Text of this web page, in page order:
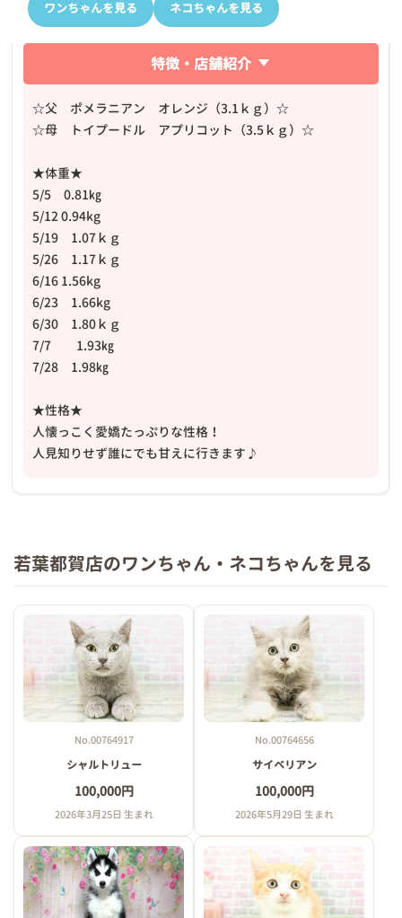
ワンちゃんを見る ネコちゃんを見る
特徴・店舗紹介
☆父 ポメラニアン オレンジ（3.1ｋｇ）☆
☆母 トイプードル アプリコット（3.5ｋｇ）☆
★体重★
5/5 0.81㎏
5/12 0.94kg
5/19 1.07ｋｇ
5/26 1.17ｋｇ
6/16 1.56kg
6/23 1.66kg
6/30 1.80ｋｇ
7/7 1.93㎏
7/28 1.98㎏
★性格★
人懐っこく愛嬌たっぷりな性格！
人見知りせず誰にでも甘えに行きます♪
若葉都賀店のワンちゃん・ネコちゃんを見る
No.00764917
シャルトリュー
100,000円
2026年3月25日 生まれ
No.00764656
サイベリアン
100,000円
2026年5月29日 生まれ